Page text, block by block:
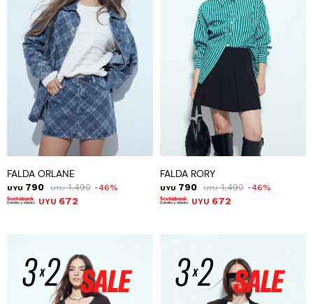
FALDA ORLANE
UYU 790 UYU 1.490 46
UYU 672
FALDA RORY
UYU 790 UYU 1.490 46
UYU 672